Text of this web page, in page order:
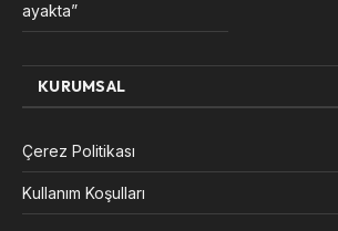
ayakta”
KURUMSAL
Çerez Politikası
Kullanım Koşulları